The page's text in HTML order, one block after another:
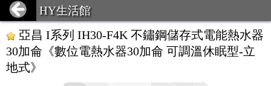
HY生活館
亞昌 I系列 IH30-F4K 不鏽鋼儲存式電能熱水器
30加侖《數位電熱水器30加侖 可調溫休眠型-立
地式》